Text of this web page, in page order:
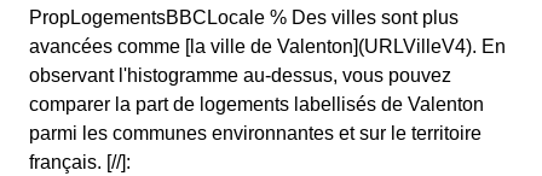
PropLogementsBBCLocale % Des villes sont plus
avancées comme [la ville de Valenton](URLVilleV4). En
observant l'histogramme au-dessus, vous pouvez
comparer la part de logements labellisés de Valenton
parmi les communes environnantes et sur le territoire
français. [//]: